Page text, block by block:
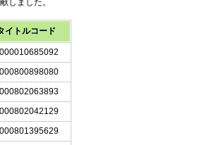
しました。
イトルコード